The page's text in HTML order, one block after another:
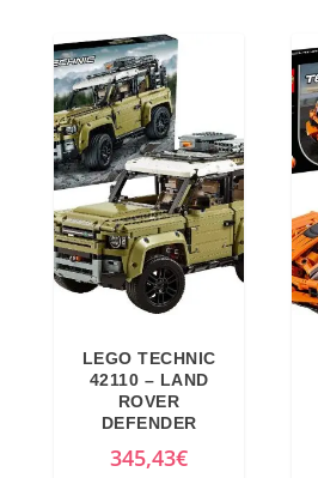
r
e
z
z
o
o
r
i
g
n
a
l
e
z
o
a
t
t
LEGO TECHNIC
42110 – LAND
ROVER
DEFENDER
345,43€